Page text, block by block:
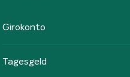
Girokonto
Tagesgeld